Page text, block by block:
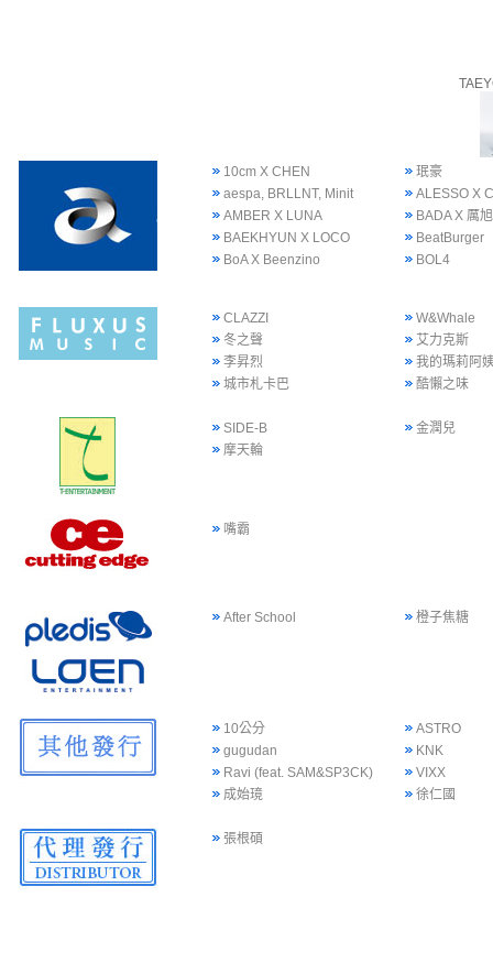
10cm X CHEN
珉豪
aespa, BRLLNT, Minit
ALESSO X
AMBER X LUNA
BADA X 厲旭
BAEKHYUN X LOCO
BeatBurger
BoA X Beenzino
BOL4
CLAZZI
W&Whale
冬之聲
艾力克斯
李昇烈
我的瑪莉阿
城市札卡巴
酷懶之味
SIDE-B
金潤兒
摩天輪
嘴霸
After School 橙子焦糖
10公分
ASTRO
gugudan
KNK
Ravi (feat. SAM&SP3CK)
VIXX
成始璄
徐仁國
張根碩